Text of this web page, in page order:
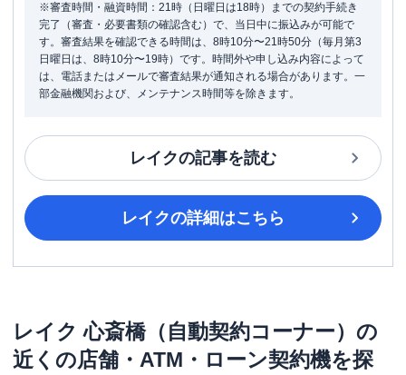
※審査時間・融資時間：21時（日曜日は18時）までの契約手続き
完了（審査・必要書類の確認含む）で、当日中に振込みが可能で
す。審査結果を確認できる時間は、8時10分〜21時50分（毎月第3
日曜日は、8時10分〜19時）です。時間外や申し込み内容によって
は、電話またはメールで審査結果が通知される場合があります。一
部金融機関および、メンテナンス時間等を除きます。
レイクの記事を読む
レイクの詳細はこちら
レイク 心斎橋（自動契約コーナー） の
近くの店舗・ATM・ローン契約機を探